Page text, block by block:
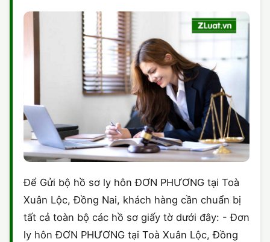
Để Gửi bộ hồ sơ ly hôn ĐƠN PHƯƠNG tại Toà
Xuân Lộc, Đồng Nai, khách hàng cần chuẩn bị
tất cả toàn bộ các hồ sơ giấy tờ dưới đây: - Đơn
ly hôn ĐƠN PHƯƠNG tại Toà Xuân Lộc, Đồng